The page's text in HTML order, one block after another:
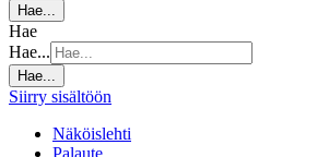
Hae...
Hae
Hae...
Hae...
Siirry sisältöön
Näköislehti
Palaute